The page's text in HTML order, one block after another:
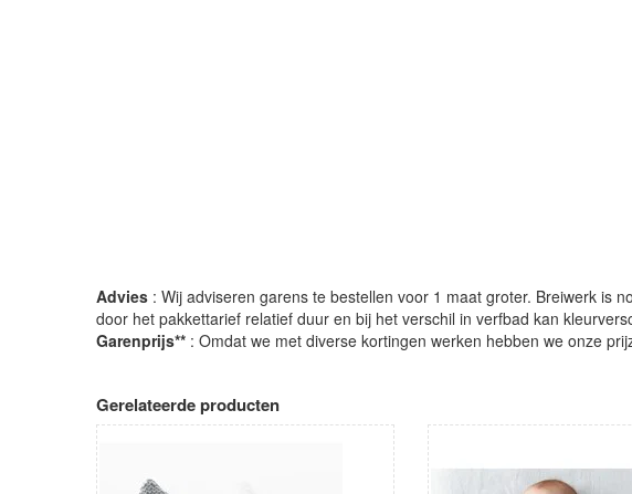
Advies : Wij adviseren garens te bestellen voor 1 maat groter. Breiwerk is
door het pakkettarief relatief duur en bij het verschil in verfbad kan
Garenprijs** : Omdat we met diverse kortingen werken hebben we onze
Gerelateerde producten